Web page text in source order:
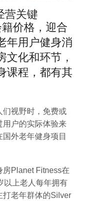
营关键
价格，迎合
年用户健身消
文化和环节，
课程，都有其
们视野时，免费或
用户的实际体验来
外老年健身项目
房Planet Fitness在
以上老人每年拥有
打老年群体的Silver